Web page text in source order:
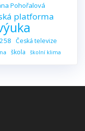
Pohořalová
platforma
Česká televize
škola školní klima